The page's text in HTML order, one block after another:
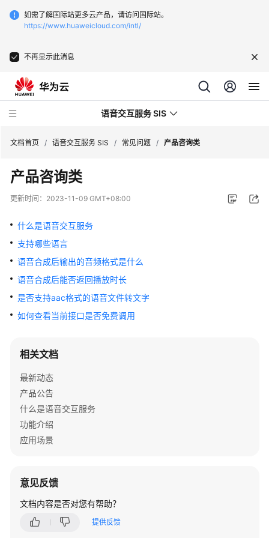
如需了解国际站更多云产品，请访问国际站。
https://www.huaweicloud.com/intl/
不再显示此消息
语音交互服务 SIS
最
新
态
服
务
公
告
产
绍
快
速
入
门
指
南
SDK
文档首页 / 语音交互服务 SIS / 常见问题 / 产品咨询类
产品咨询类
更新时间： 2023-11-09 GMT+08:00
什么是语音交互服务
支持哪些语言
语音合成后输出的音频格式是什么
语音合成后能否返回播放时长
是否支持aac格式的语音文件转文字
如何查看当前接口是否免费调用
相关文档
最新动态
产品公告
什么是语音交互服务
功能介绍
应用场景
意见反馈
文档内容是否对您有帮助？
提供反馈